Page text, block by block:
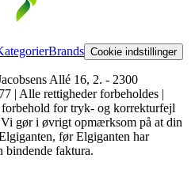
Brands Cookie indstillinger
Allé 16, 2. - 2300
| Alle rettigheder forbeholdes |
for tryk- og korrekturfejl
gør i øvrigt opmærksom på at din
før Elgiganten har
bindende faktura.